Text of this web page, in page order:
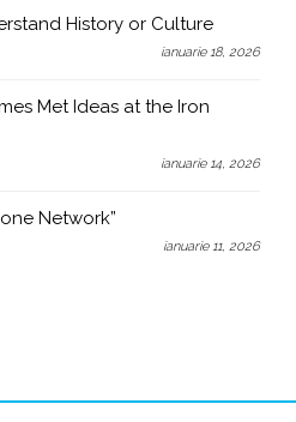
History or Culture
ianuarie 18, 2026
Met Ideas at the Iron
ianuarie 14, 2026
Network”
ianuarie 11, 2026